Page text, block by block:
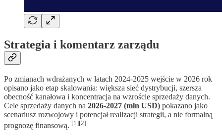
Strategia i komentarz zarządu
Po zmianach wdrażanych w latach 2024-2025 wejście w 2026 rok
opisano jako etap skalowania: większa sieć dystrybucji, szersza
obecność kanałowa i koncentracja na wzroście sprzedaży danych.
Cele sprzedaży danych na 2026-2027 (mln USD) pokazano jako
scenariusz rozwojowy i potencjał realizacji strategii, a nie formalną
prognozę finansową. [1][2]